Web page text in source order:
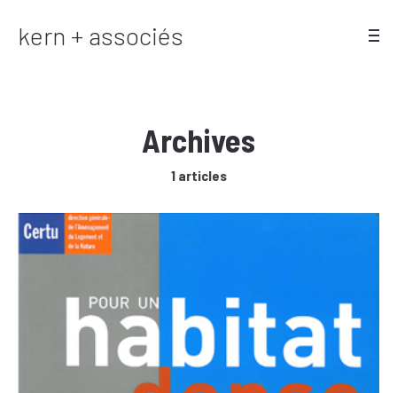
kern + associés
Archives
1 articles